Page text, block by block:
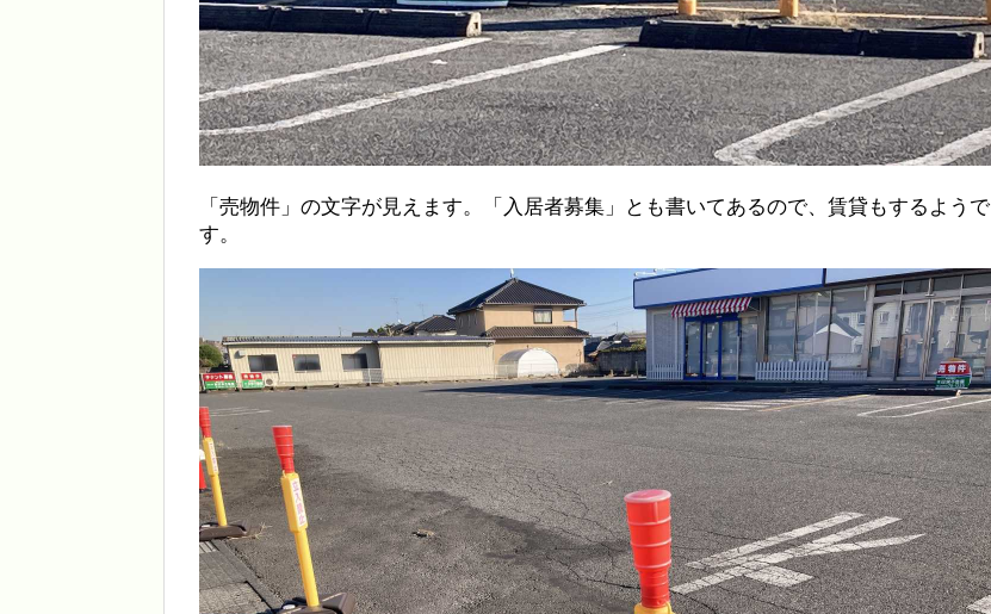
「売物件」の文字が見えます。「入居者募集」とも書いてあるので、賃貸もするようで
す。